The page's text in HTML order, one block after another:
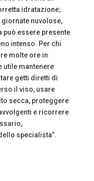
idratazione;
nuvolose,
può essere presente
intenso. Per chi
molte ore in
utile mantenere
getti diretti di
il viso, usare
secca, proteggere
e ricorrere
specialista”.